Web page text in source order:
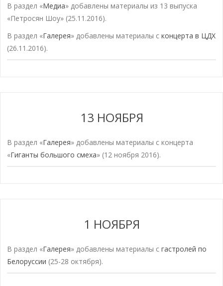
В раздел «Медиа» добавлены материалы из 13 выпуска
«Петросян Шоу» (25.11.2016).
В раздел «Галерея» добавлены материалы сконцерта в ЦДХ
(26.11.2016).
13 НОЯБРЯ
В раздел «Галерея» добавлены материалы с концерта
«Гиганты большого смеха» (12 ноября 2016).
1 НОЯБРЯ
В раздел «Галерея» добавлены материалы сгастролей по
Белоруссии (25-28 октября).